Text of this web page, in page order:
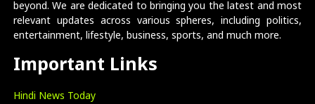
beyond. We are dedicated to bringing you the latest and most
relevant updates across various spheres, including politics,
entertainment, lifestyle, business, sports, and much more.
Important Links
Hindi News Today